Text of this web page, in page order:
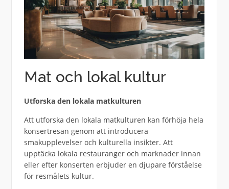
Mat och lokal kultur
Utforska den lokala matkulturen
Att utforska den lokala matkulturen kan förhöja hela
konsertresan genom att introducera
smakupplevelser och kulturella insikter. Att
upptäcka lokala restauranger och marknader innan
eller efter konserten erbjuder en djupare förståelse
för resmålets kultur.